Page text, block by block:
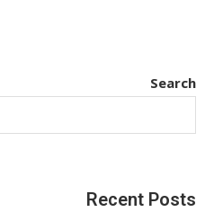
Search
Recent Posts